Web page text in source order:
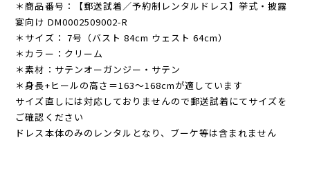
＊商品番号：【郵送試着／予約制レンタルドレス】挙式・披露
宴向け DM0002509002-R
＊サイズ： 7号（バスト 84cm ウェスト 64cm）
＊カラー：クリーム
＊素材：サテンオーガンジー・サテン
＊身長+ヒールの高さ＝163〜168cmが適しています
サイズ直しには対応しておりませんので郵送試着にてサイズを
ご確認ください
ドレス本体のみのレンタルとなり、ブーケ等は含まれません